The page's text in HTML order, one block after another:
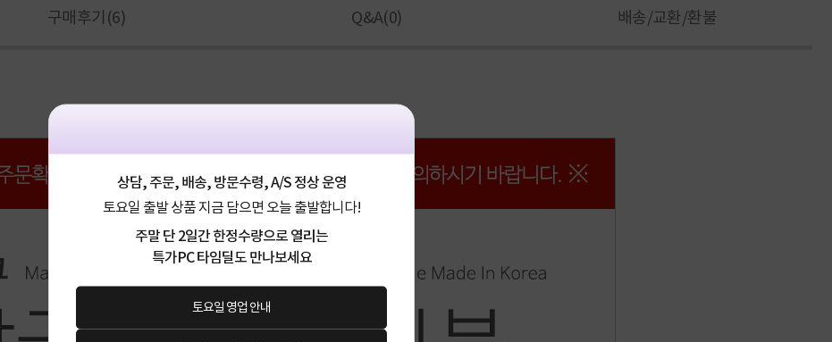
상담, 주문, 배송, 방문수령, A/S 정상 운영
토요일 출발 상품 지금 담으면 오늘 출발합니다!
주말 단 2일간 한정수량으로 열리는
특가PC 타임딜도 만나보세요
토요일 영업 안내
구매후기(6) Q&A(0) 배송/교환/환불